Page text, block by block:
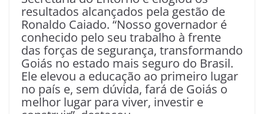
resultados alcançados pela gestão de
Ronaldo Caiado. “Nosso governador é
conhecido pelo seu trabalho à frente
das forças de segurança, transformando
Goiás no estado mais seguro do Brasil.
Ele elevou a educação ao primeiro lugar
no país e, sem dúvida, fará de Goiás o
melhor lugar para viver, investir e